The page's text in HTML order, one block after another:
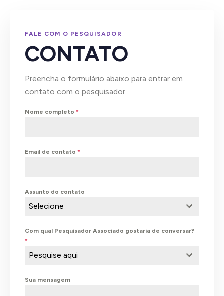
FALE COM O PESQUISADOR
CONTATO
Preencha o formulário abaixo para entrar em
contato com o pesquisador.
Nome completo *
Email de contato *
Assunto do contato
Selecione
Com qual Pesquisador Associado gostaria de conversar?
*
Pesquise aqui
Sua mensagem